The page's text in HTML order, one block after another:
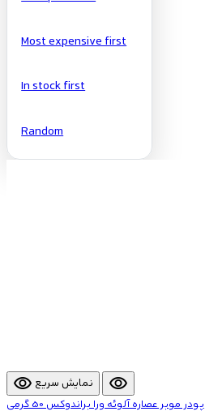
Most expensive first
In stock first
Random
visibility نمایش سریع visibility
پودر موبر عصاره آلوئه ورا براندوکس 50 گرمی